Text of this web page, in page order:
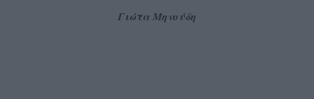
Γιώτα Μηνούδη